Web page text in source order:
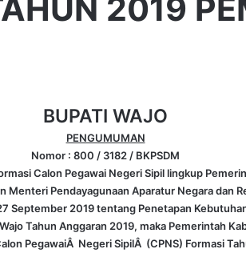
2019
BUPATI WAJO
PENGUMUMAN
Nomor : 800 / 3182 / BKPSDM
Calon Pegawai Negeri Sipil lingkup
Menteri Pendayagunaan Aparatur Negara dan
September 2019 tentang Penetapan
Tahun Anggaran 2019, maka Pemerintah
PegawaiÂ Negeri SipilÂ (CPNS) Formasi